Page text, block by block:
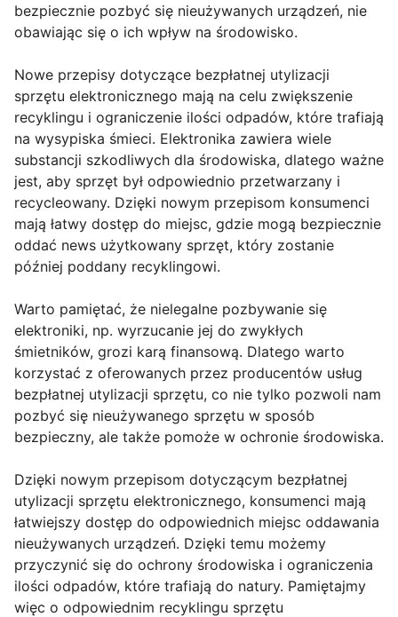
bezpiecznie pozbyć się nieużywanych urządzeń, nie
obawiając się o ich wpływ na środowisko.
Nowe przepisy dotyczące bezpłatnej utylizacji
sprzętu elektronicznego mają na celu zwiększenie
recyklingu i ograniczenie ilości odpadów, które trafiają
na wysypiska śmieci. Elektronika zawiera wiele
substancji szkodliwych dla środowiska, dlatego ważne
jest, aby sprzęt był odpowiednio przetwarzany i
recycleowany. Dzięki nowym przepisom konsumenci
mają łatwy dostęp do miejsc, gdzie mogą bezpiecznie
oddać news użytkowany sprzęt, który zostanie
później poddany recyklingowi.
Warto pamiętać, że nielegalne pozbywanie się
elektroniki, np. wyrzucanie jej do zwykłych
śmietników, grozi karą finansową. Dlatego warto
korzystać z oferowanych przez producentów usług
bezpłatnej utylizacji sprzętu, co nie tylko pozwoli nam
pozbyć się nieużywanego sprzętu w sposób
bezpieczny, ale także pomoże w ochronie środowiska.
Dzięki nowym przepisom dotyczącym bezpłatnej
utylizacji sprzętu elektronicznego, konsumenci mają
łatwiejszy dostęp do odpowiednich miejsc oddawania
nieużywanych urządzeń. Dzięki temu możemy
przyczynić się do ochrony środowiska i ograniczenia
ilości odpadów, które trafiają do natury. Pamiętajmy
więc o odpowiednim recyklingu sprzętu